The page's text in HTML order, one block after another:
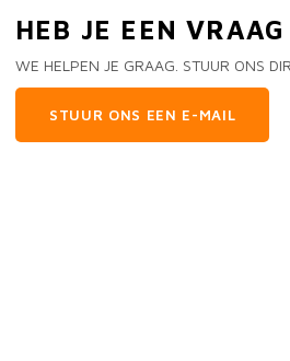
HEB JE EEN
WE HELPEN JE GRAAG. STUUR ONS
STUUR ONS EEN E-MAIL